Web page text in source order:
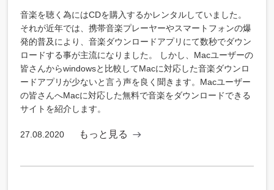
音楽を聴く為にはCDを購入するかレンタルしていました。
それが近年では、携帯音楽プレーヤーやスマートフォンの爆
発的普及により、音楽ダウンロードアプリにて数秒でダウン
ロードする事が主流になりました。 しかし、Macユーザーの
皆さんからwindowsと比較してMacに対応した音楽ダウンロ
ードアプリが少ないと言う声を良く聞きます。Macユーザー
の皆さんへMacに対応した無料で音楽をダウンロードできる
サイトを紹介します。
27.08.2020 もっと見る